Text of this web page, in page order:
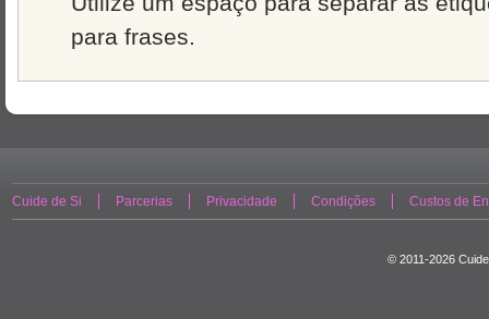
para frases.
Cuide de Si Parcerias Privacidade Condições Custos de
© 2011-2026